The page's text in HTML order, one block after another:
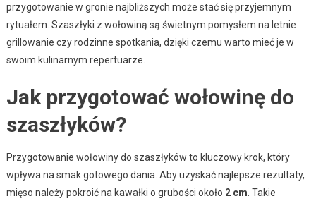
przygotowanie w gronie najbliższych może stać się przyjemnym
rytuałem. Szaszłyki z wołowiną są świetnym pomysłem na letnie
grillowanie czy rodzinne spotkania, dzięki czemu warto mieć je w
swoim kulinarnym repertuarze.
Jak przygotować wołowinę do
szaszłyków?
Przygotowanie wołowiny do szaszłyków to kluczowy krok, który
wpływa na smak gotowego dania. Aby uzyskać najlepsze rezultaty,
mięso należy pokroić na kawałki o grubości około 2 cm . Takie